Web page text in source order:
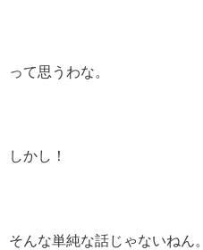
って思うわな。
しかし！
そんな単純な話じゃないねん。